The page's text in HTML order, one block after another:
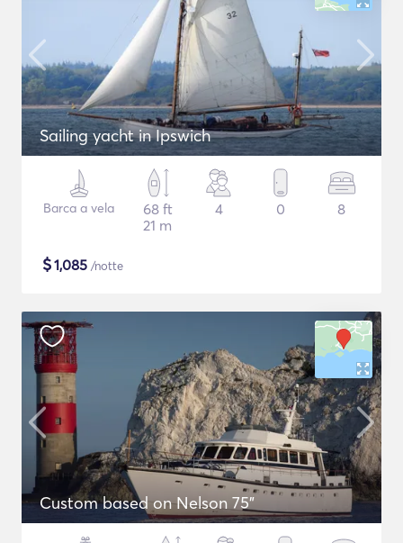
Sailing yacht in Ipswich
Barca a vela
68 ft
21 m
4 0 8
$1,085 /notte
Custom based on Nelson 75"